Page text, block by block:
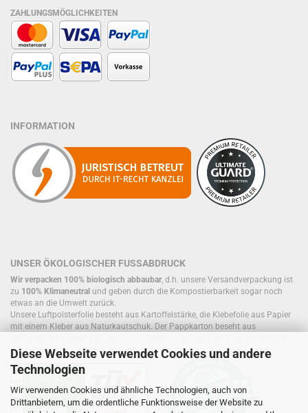
Diese Webseite verwendet Cookies und andere
Technologien
Wir verwenden Cookies und ähnliche Technologien, auch von
Drittanbietern, um die ordentliche Funktionsweise der Website zu
ZAHLUNGSMÖGLICHKEITEN
INFORMATION
UNSER ÖKOLOGISCHER FUSSABDRUCK
Wir verpacken 100% biologisch abbaubar, d.h. unsere Versandverpackung ist
zu 100% Klimaneutral und geben durch die Kompostierbarkeit sogar noch
etwas an die Umwelt zurück.
Unsere Luftpolsterfolie besteht aus Kartoffelstärke, die Klebefolie aus Papier
mit einem Kleber aus Naturkautschuk. Der Pappkarton beseht aus
Füllmaterial, bereits im Kreislauf befinden.